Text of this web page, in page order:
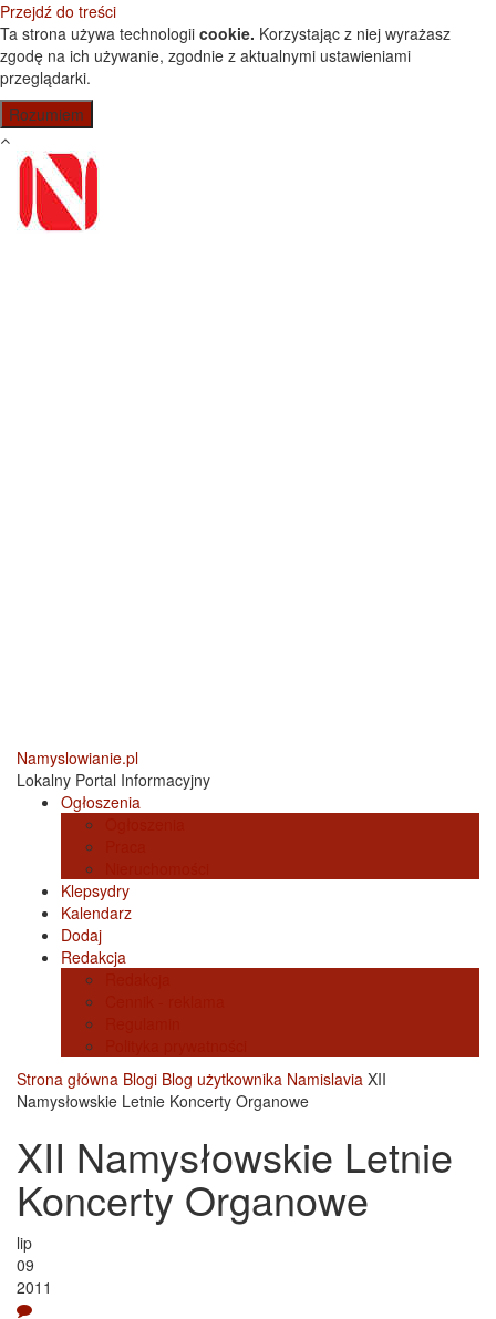
Przejdź do treści
Ta strona używa technologii cookie. Korzystając z niej wyrażasz
zgodę na ich używanie, zgodnie z aktualnymi ustawieniami
przeglądarki.
Namyslowianie.pl
Lokalny Portal Informacyjny
Ogłoszenia
Klepsydry
Kalendarz
Dodaj
Redakcja
Strona główna Blogi Blog użytkownika Namislavia XII
Namysłowskie Letnie Koncerty Organowe
XII Namysłowskie Letnie
Koncerty Organowe
lip
09
2011